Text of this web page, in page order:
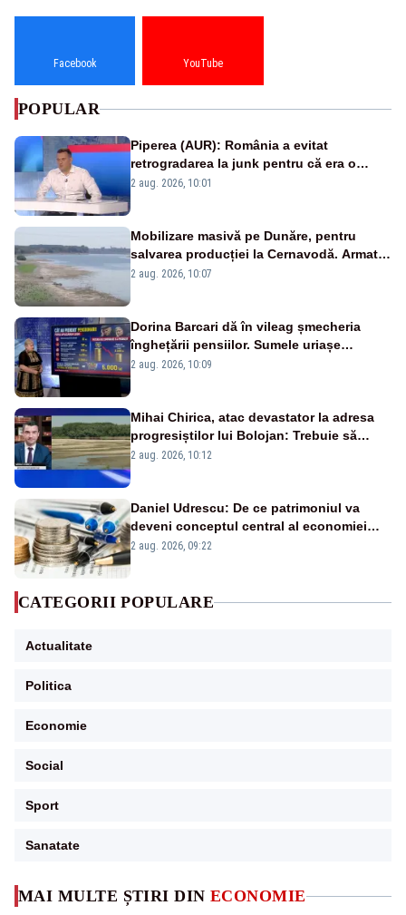
MAI MULTE ȘTIRI DIN ECONOMIE
Facebook YouTube
POPULAR
Piperea (AUR): România a evitat
retrogradarea la junk pentru că era o
catastrofă pentru bănci și fondurile de
2 aug. 2026, 10:01
Mobilizare masivă pe Dunăre, pentru
salvarea producției la Cernavodă. Armata
va detona o stâncă și va devia apa
2 aug. 2026, 10:07
Dorina Barcari dă în vileag șmecheria
înghețării pensiilor. Sumele uriașe
pierdute de fiecare român
2 aug. 2026, 10:09
Mihai Chirica, atac devastator la adresa
progresiștilor lui Bolojan: Trebuie să
protejăm și natura, dar nu șținem omaneii
2 aug. 2026, 10:12
Daniel Udrescu: De ce patrimoniul va
deveni conceptul central al economiei
viitoare?
2 aug. 2026, 09:22
CATEGORII POPULARE
Actualitate
Politica
Economie
Social
Sport
Sanatate